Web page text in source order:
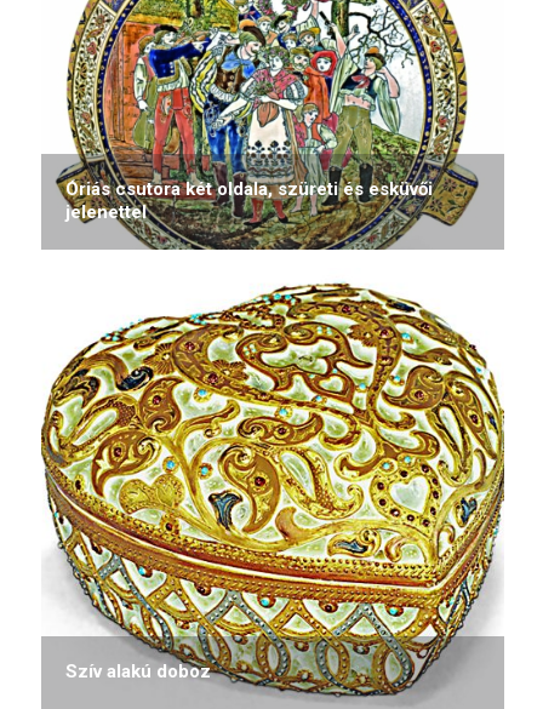
Óriás csutora két oldala, szüreti és esküvői
jelenettel
Szív alakú doboz